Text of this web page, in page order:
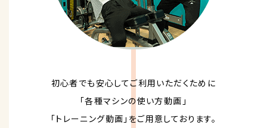
初心者でも安心してご利用いただくために
「各種マシンの使い方動画」
「トレーニング動画」をご用意しております。